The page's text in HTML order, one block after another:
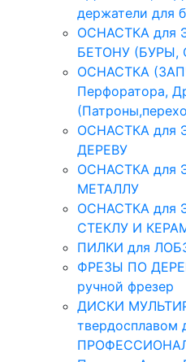
держатели для
ОСНАСТКА для
БЕТОНУ (БУРЫ,
ОСНАСТКА
Перфоратора,
ОСНАСТКА для
ДЕРЕВУ
ОСНАСТКА для
МЕТАЛЛУ
ОСНАСТКА для
СТЕКЛУ И
ПИЛКИ для
ФРЕЗЫ ПО
ручной фрезер
ДИСКИ